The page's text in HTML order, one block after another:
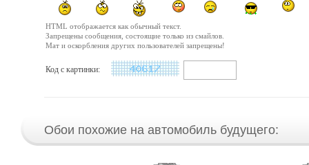
HTML отображается как обычный текст.
Запрещены сообщения, состоящие только из смайлов.
Мат и оскорбления других пользователей запрещены!
Код с картинки:
Обои похожие на автомобиль будущего: